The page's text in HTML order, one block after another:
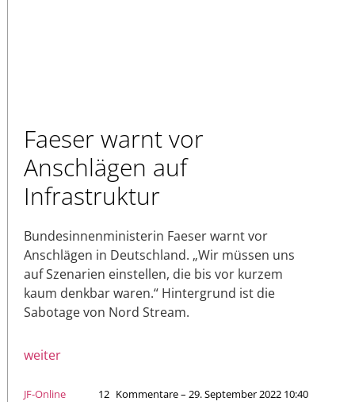
Faeser warnt vor
Anschlägen auf
Infrastruktur
Bundesinnenministerin Faeser warnt vor
Anschlägen in Deutschland. „Wir müssen uns
auf Szenarien einstellen, die bis vor kurzem
kaum denkbar waren.“ Hintergrund ist die
Sabotage von Nord Stream.
weiter
JF-Online 12 Kommentare – 29. September 2022 10:40